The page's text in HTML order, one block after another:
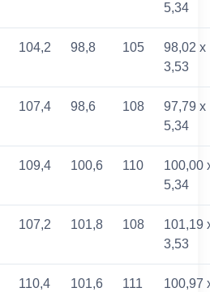
5,34
104,2 98,8 105
98,02 x
3,53
107,4 98,6 108
97,79 x
5,34
109,4 100,6 110
100,00
5,34
107,2 101,8 108
101,19
3,53
110,4 101,6 111
100,97